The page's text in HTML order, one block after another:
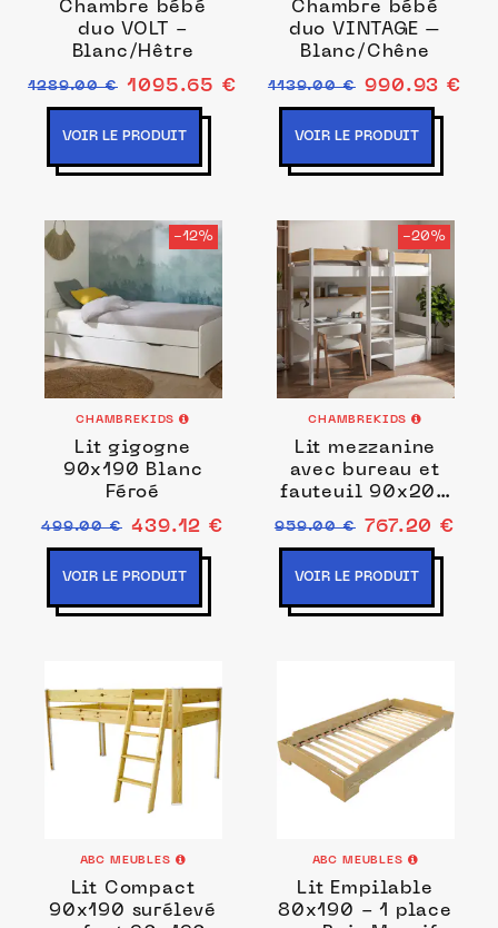
Chambre bébé
duo VOLT -
Blanc/Hêtre
1289.00 € 1095.65 €
VOIR LE PRODUIT
Chambre bébé
duo VINTAGE –
Blanc/Chêne
1139.00 € 990.93 €
VOIR LE PRODUIT
-12%
CHAMBREKIDS
Lit gigogne
90x190 Blanc
Féroé
499.00 € 439.12 €
VOIR LE PRODUIT
-20%
CHAMBREKIDS
Lit mezzanine
avec bureau et
fauteuil 90x200
Blanc & Chêne
Solane
959.00 € 767.20 €
VOIR LE PRODUIT
ABC MEUBLES
Lit Compact
90x190 surélevé
ABC MEUBLES
Lit Empilable
80x190 - 1 place